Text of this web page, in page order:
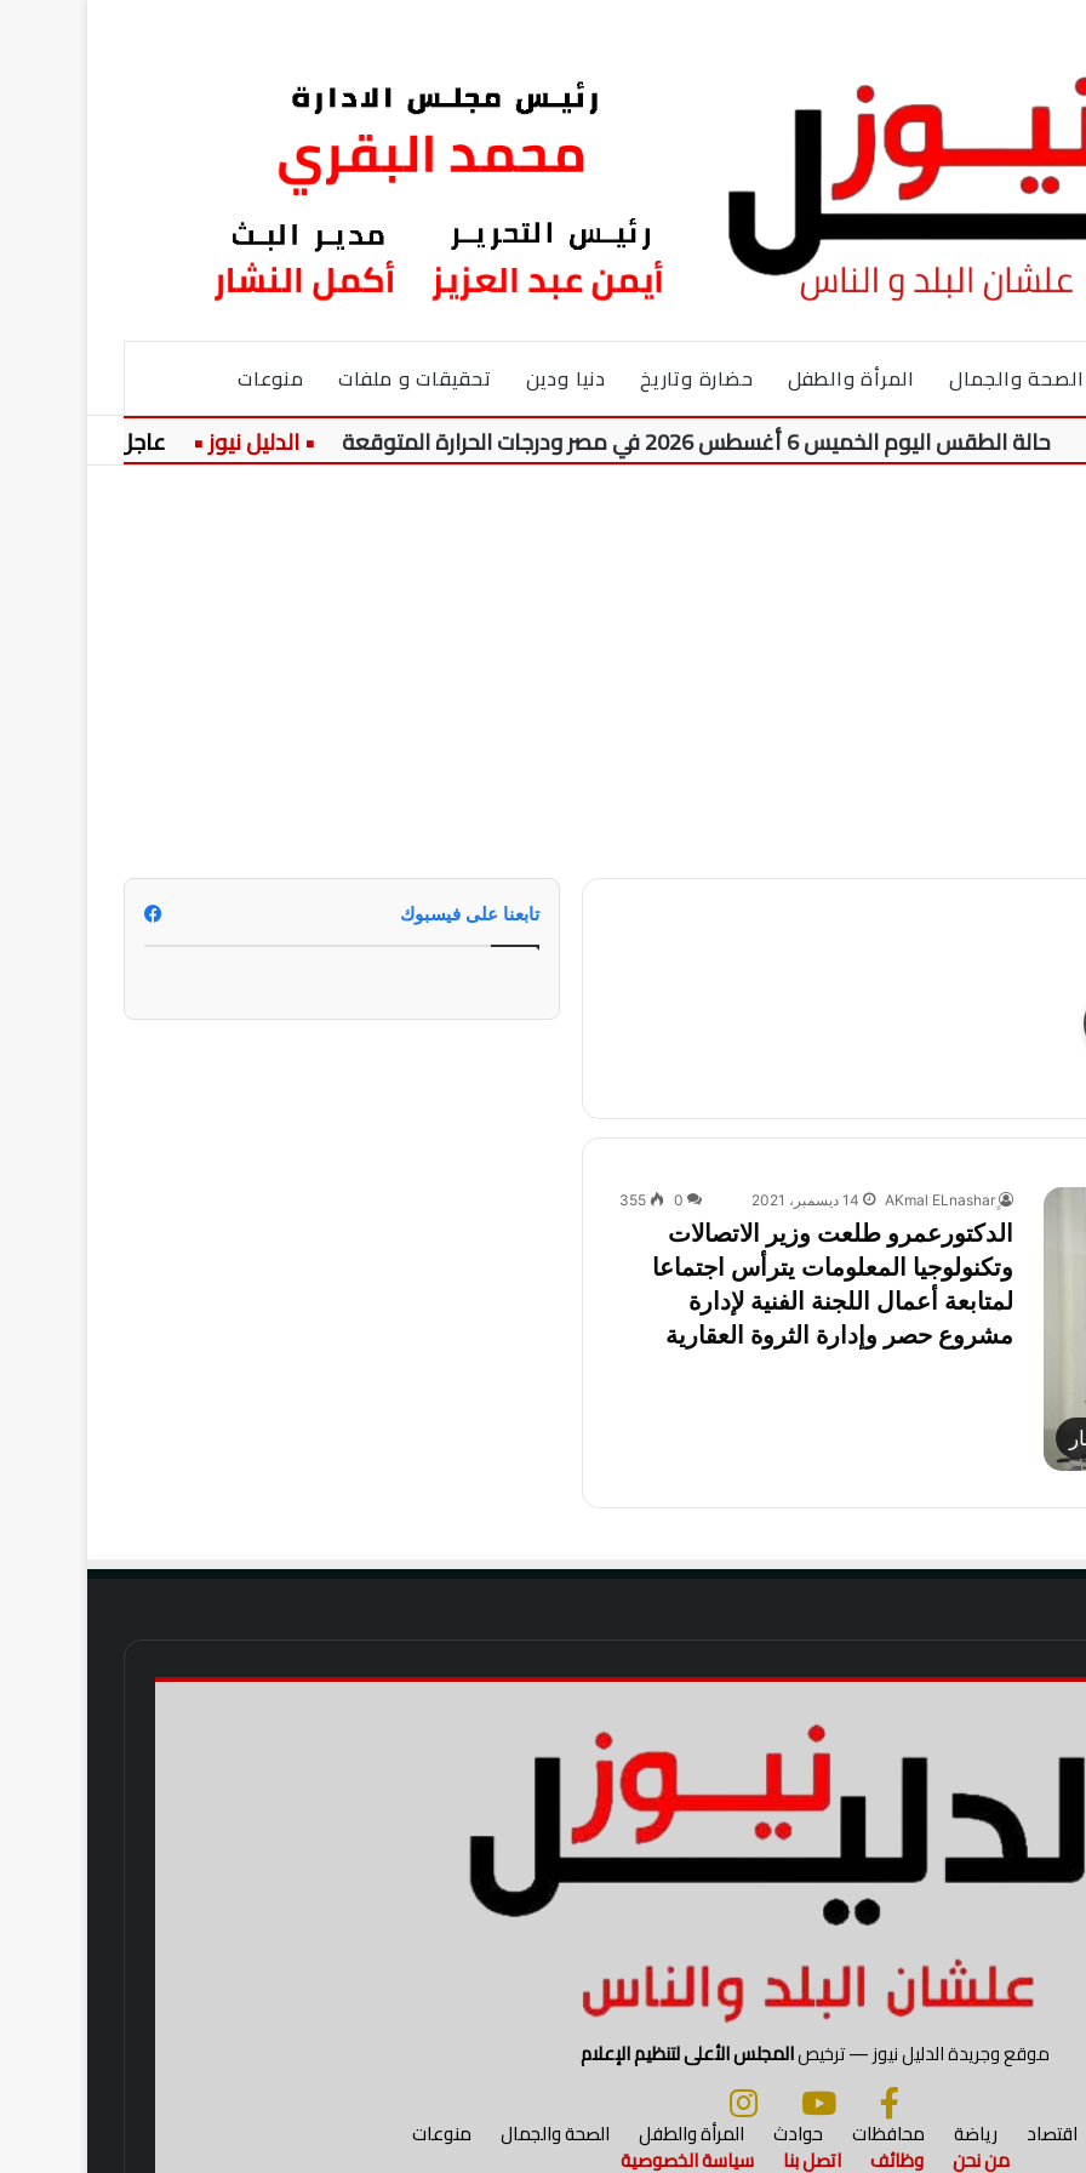
الصحة والجمال المرأة والطفل حضارة وتاريخ دنيا ودين تحقيقات و ملفات منوعات
حالة الطقس اليوم الخميس 6 أغسطس 2026 في مصر ودرجات الحرارة المتوقعة عاجل:
14 ديسمبر، 2021 0
355
الدكتورعمرو طلعت وزير الاتصالات
وتكنولوجيا المعلومات يترأس اجتماعا
لمتابعة أعمال اللجنة الفنية لإدارة
مشروع حصر وإدارة الثروة العقارية
تابعنا على فيسبوك
موقع وجريدة الدليل نيوز — ترخيصالمجلس الأعلى لتنظيم الإعلام
اقتصاد رياضة محافظات حوادث المرأة والطفل الصحة والجمال منوعات
من نحن وظائف اتصل بنا سياسة الخصوصية